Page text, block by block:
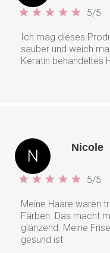
5/5
Ich mag dieses
sauber und weich
Keratin behandeltes
N Nicole
5/5
Meine Haare waren
Färben. Das macht
glänzend. Meine
gesund ist